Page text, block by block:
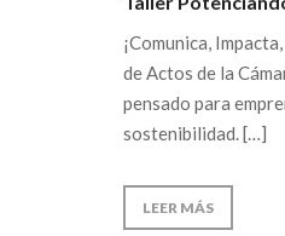
¡Comunica,
de Actos de la
pensado para
sostenibilidad. […]
LEER MÁS